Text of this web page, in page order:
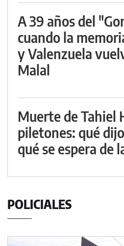
A 39 años del
cuando la
y Valenzuela
Malal
Muerte de Tahiel
piletones: qué
qué se espera de
POLICIALES